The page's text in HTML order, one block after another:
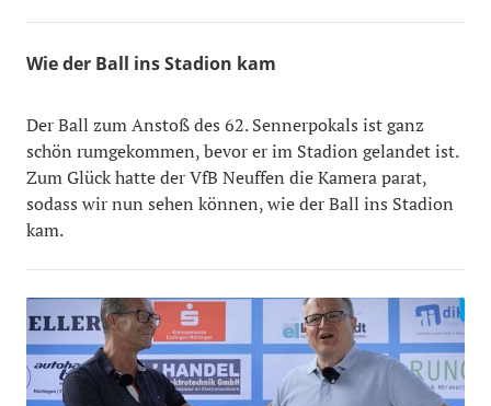
Wie der Ball ins Stadion kam
Der Ball zum Anstoß des 62. Sennerpokals ist ganz
schön rumgekommen, bevor er im Stadion gelandet ist.
Zum Glück hatte der VfB Neuffen die Kamera parat,
sodass wir nun sehen können, wie der Ball ins Stadion
kam.